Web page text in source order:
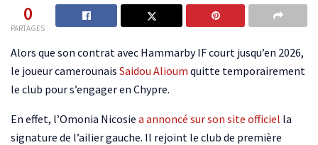
0
PARTAGES
Alors que son contrat avec Hammarby IF court jusqu’en 2026,
le joueur camerounais Saidou Alioum quitte temporairement
le club pour s’engager en Chypre.
En effet, l’Omonia Nicosie a annoncé sur son site officiel la
signature de l’ailier gauche. Il rejoint le club de première